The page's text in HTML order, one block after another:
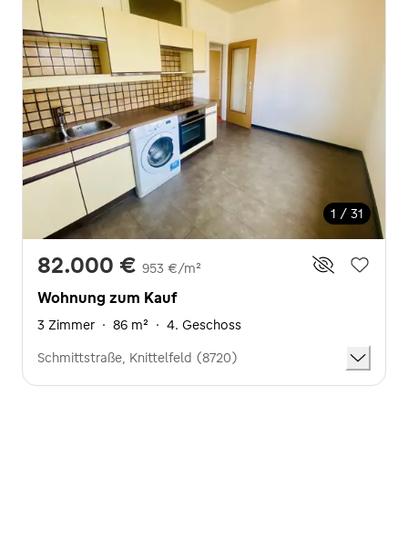
1 / 31
82.000 € 953 €/m²
Wohnung zum Kauf
3 Zimmer · 86 m² · 4. Geschoss
Schmittstraße, Knittelfeld (8720)